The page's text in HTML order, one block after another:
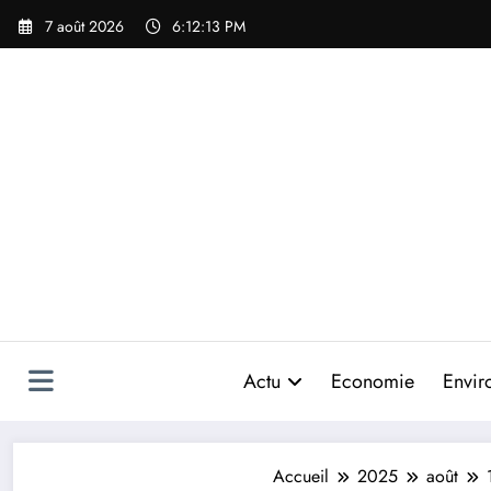
Aller
7 août 2026 6:12:15 PM
Actu Economie
Accueil 2025 août